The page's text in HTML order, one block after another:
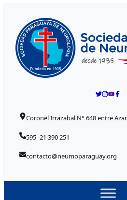
Coronel Irrazabal N° 648 entre
595 -21 390 251
contacto@neumoparaguay.org